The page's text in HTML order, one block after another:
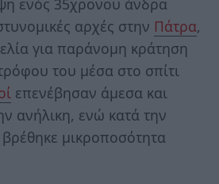
αρχές στην Πάτρα,
για παράνομη κράτηση
του μέσα στο σπίτι
επενέβησαν άμεσα και
ανήλικη, ενώ κατά την
μικροποσότητα